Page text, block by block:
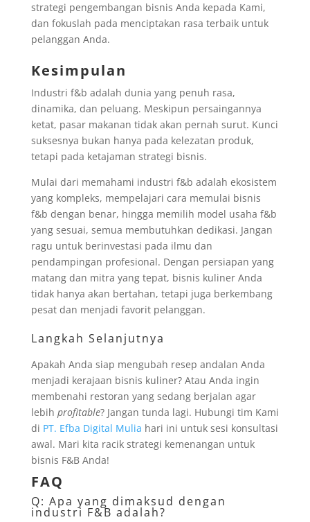
strategi pengembangan bisnis Anda kepada Kami,
dan fokuslah pada menciptakan rasa terbaik untuk
pelanggan Anda.
Kesimpulan
Industri f&b adalah dunia yang penuh rasa,
dinamika, dan peluang. Meskipun persaingannya
ketat, pasar makanan tidak akan pernah surut. Kunci
suksesnya bukan hanya pada kelezatan produk,
tetapi pada ketajaman strategi bisnis.
Mulai dari memahami industri f&b adalah ekosistem
yang kompleks, mempelajari cara memulai bisnis
f&b dengan benar, hingga memilih model usaha f&b
yang sesuai, semua membutuhkan dedikasi. Jangan
ragu untuk berinvestasi pada ilmu dan
pendampingan profesional. Dengan persiapan yang
matang dan mitra yang tepat, bisnis kuliner Anda
tidak hanya akan bertahan, tetapi juga berkembang
pesat dan menjadi favorit pelanggan.
Langkah Selanjutnya
Apakah Anda siap mengubah resep andalan Anda
menjadi kerajaan bisnis kuliner? Atau Anda ingin
membenahi restoran yang sedang berjalan agar
lebih profitable? Jangan tunda lagi. Hubungi tim Kami
di PT. Efba Digital Mulia hari ini untuk sesi konsultasi
awal. Mari kita racik strategi kemenangan untuk
bisnis F&B Anda!
FAQ
Q: Apa yang dimaksud dengan
industri F&B adalah?